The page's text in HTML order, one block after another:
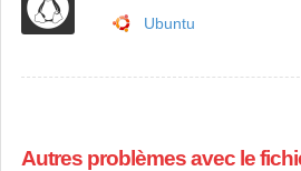
Ubuntu
Autres problèmes avec le